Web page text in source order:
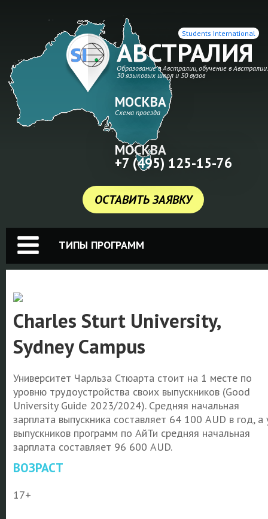
АВСТРАЛИЯ
Образование в Австралии, обучение в Австралии.
30 языковых школ и 50 вузов
Students International
ОСТАВИТЬ ЗАЯВКУ
МОСКВА
Схема проезда
МОСКВА
+7 (495) 125-15-76
ТИПЫ ПРОГРАММ
Charles Sturt University,
Sydney Campus
Университет Чарльза Стюарта стоит на 1 месте по
уровню трудоустройства своих выпускников (Good
University Guide 2023/2024). Средняя начальная
зарплата выпускника составляет 64 100 AUD в год, а
выпускников программ по АйТи средняя начальная
зарплата составляет 96 600 AUD.
ВОЗРАСТ
17+